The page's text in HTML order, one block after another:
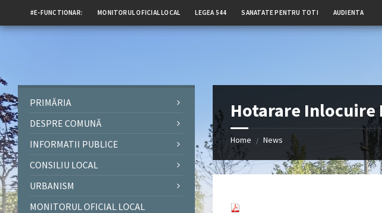
#E-FUNCTIONAR: MONITORUL OFICIAL LOCAL LEGEA 544 SANATATE PENTRU TOTI AUDIENTA
Hotarare
Home / News
PRIMĂRIA
DESPRE COMUNĂ
INFORMATII PUBLICE
CONSILIU LOCAL
URBANISM
MONITORUL OFICIAL LOCAL